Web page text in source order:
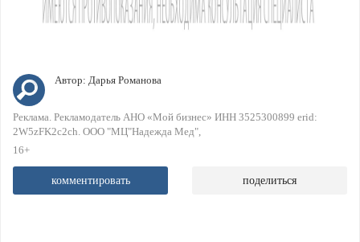
Автор: Дарья Романова
Реклама. Рекламодатель АНО «Мой бизнес» ИНН 3525300899 erid:
2W5zFK2c2ch. ООО "МЦ"Надежда Мед"
16+
комментировать поделиться